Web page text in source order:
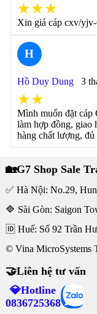
★★★
Xin giá cáp cxv/
H
Hồ Duy Dung 3
★★
Mình muốn đặt
làm hợp đồng, giao
hàng chất lượng,
🏡G7 Shop Sale
✅ Hà Nội: No.29,
🔷 Sài Gòn: Saigon
🆔 Huế: Số 92 Trần
© Vina MicroSystems
🤝Liên hệ tư vấn
💎Hotline
0836725368